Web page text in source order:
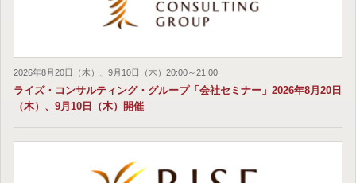
2026年8月20日（木）、9月10日（木）20:00～21:00
ライズ・コンサルティング・グループ「会社セミナー」2026年8月20日
（木）、9月10日（木）開催